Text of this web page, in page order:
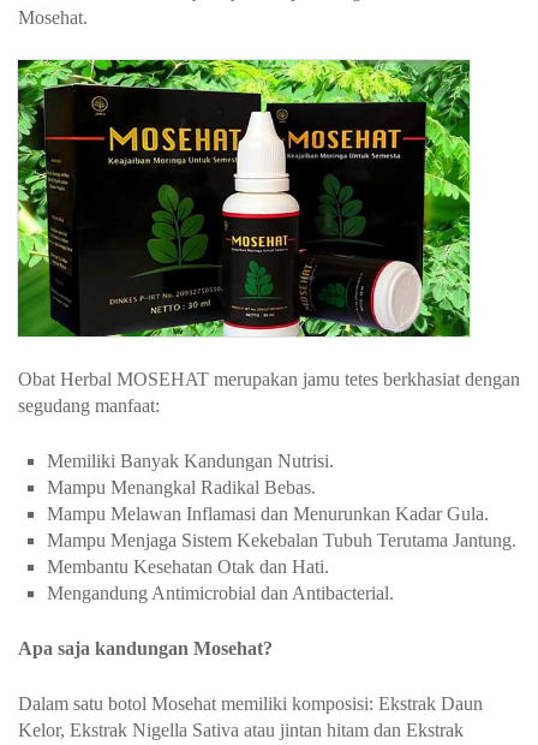
Mosehat.
Obat Herbal MOSEHAT merupakan jamu tetes berkhasiat dengan
segudang manfaat:
Memiliki Banyak Kandungan Nutrisi.
Mampu Menangkal Radikal Bebas.
Mampu Melawan Inflamasi dan Menurunkan Kadar Gula.
Mampu Menjaga Sistem Kekebalan Tubuh Terutama Jantung.
Membantu Kesehatan Otak dan Hati.
Mengandung Antimicrobial dan Antibacterial.
Apa saja kandungan Mosehat?
Dalam satu botol Mosehat memiliki komposisi: Ekstrak Daun
Kelor, Ekstrak Nigella Sativa atau jintan hitam dan Ekstrak